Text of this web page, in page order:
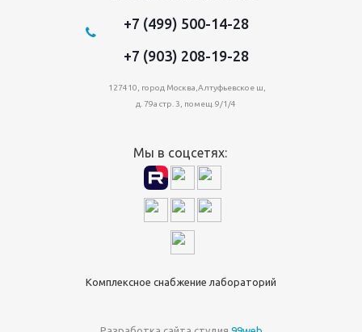
+7 (499) 500-14-28
+7 (903) 208-19-28
127410, город Москва,Алтуфьевское ш,
д. 79а стр. 3, помещ. 9/1/4
Мы в соцсетях:
Комплексное снабжение лабораторий